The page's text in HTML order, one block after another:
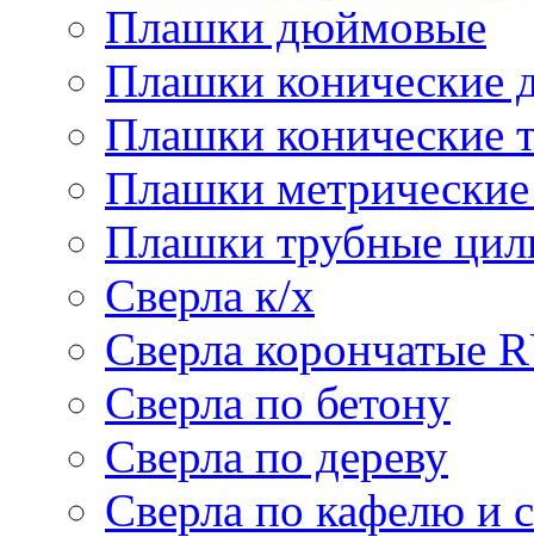
Плашки дюймовые
Плашки
Плашки конические
Плашки
Плашки трубные
Сверла к/х
Сверла корончатые
Сверла по бетону
Сверла по дереву
Сверла по кафелю и